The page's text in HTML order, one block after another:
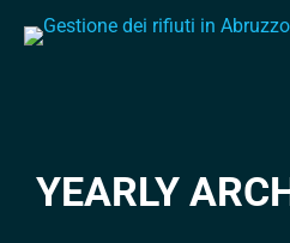
YEARLY You are